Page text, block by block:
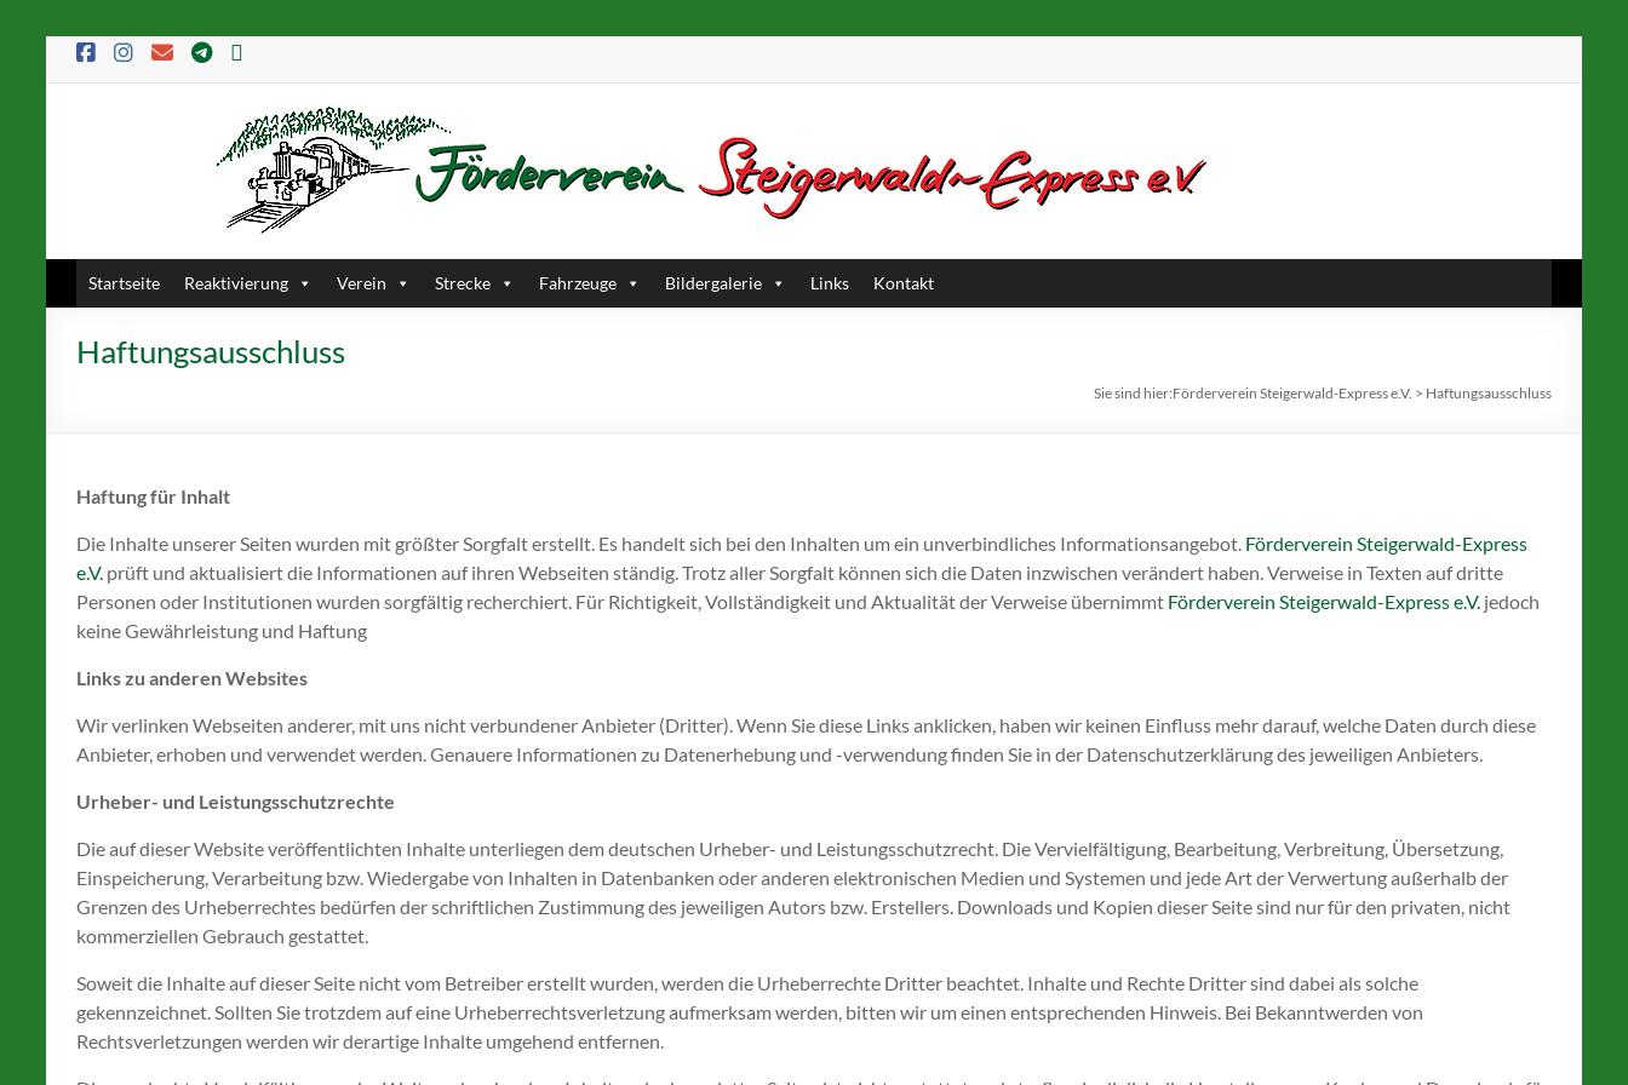
Startseite Reaktivierung Verein Strecke Fahrzeuge Bildergalerie Links Kontakt
Haftungsausschluss
Sie sind hier:Förderverein Steigerwald-Express e.V. > Haftungsausschluss
Haftung für Inhalt
Die Inhalte unserer Seiten wurden mit größter Sorgfalt erstellt. Es handelt sich bei den Inhalten um ein unverbindliches Informationsangebot. Förderverein Steigerwald-Express
e.V. prüft und aktualisiert die Informationen auf ihren Webseiten ständig. Trotz aller Sorgfalt können sich die Daten inzwischen verändert haben. Verweise in Texten auf dritte
Personen oder Institutionen wurden sorgfältig recherchiert. Für Richtigkeit, Vollständigkeit und Aktualität der Verweise übernimmt Förderverein Steigerwald-Express e.V. jedoch
keine Gewährleistung und Haftung
Links zu anderen Websites
Wir verlinken Webseiten anderer, mit uns nicht verbundener Anbieter (Dritter). Wenn Sie diese Links anklicken, haben wir keinen Einfluss mehr darauf, welche Daten durch diese
Anbieter, erhoben und verwendet werden. Genauere Informationen zu Datenerhebung und -verwendung finden Sie in der Datenschutzerklärung des jeweiligen Anbieters.
Urheber- und Leistungsschutzrechte
Die auf dieser Website veröffentlichten Inhalte unterliegen dem deutschen Urheber- und Leistungsschutzrecht. Die Vervielfältigung, Bearbeitung, Verbreitung, Übersetzung,
Einspeicherung, Verarbeitung bzw. Wiedergabe von Inhalten in Datenbanken oder anderen elektronischen Medien und Systemen und jede Art der Verwertung außerhalb der
Grenzen des Urheberrechtes bedürfen der schriftlichen Zustimmung des jeweiligen Autors bzw. Erstellers. Downloads und Kopien dieser Seite sind nur für den privaten, nicht
kommerziellen Gebrauch gestattet.
Soweit die Inhalte auf dieser Seite nicht vom Betreiber erstellt wurden, werden die Urheberrechte Dritter beachtet. Inhalte und Rechte Dritter sind dabei als solche
gekennzeichnet. Sollten Sie trotzdem auf eine Urheberrechtsverletzung aufmerksam werden, bitten wir um einen entsprechenden Hinweis. Bei Bekanntwerden von
Rechtsverletzungen werden wir derartige Inhalte umgehend entfernen.